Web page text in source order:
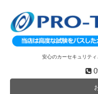
安心のカーセキュリティ